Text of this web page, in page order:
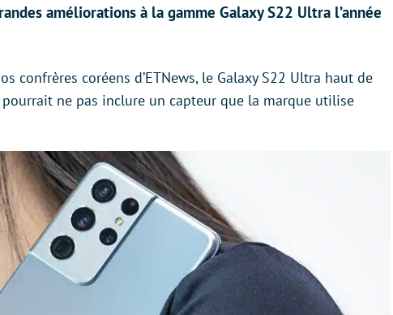
améliorations à la gamme Galaxy S22 Ultra l’année
confrères coréens d’ETNews, le Galaxy S22 Ultra haut de
ne pas inclure un capteur que la marque utilise